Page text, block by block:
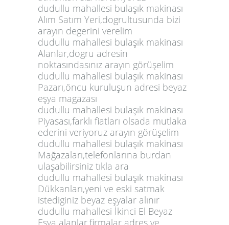
dudullu mahallesi bulaşık makinası
Alım Satım Yeri,dogrultusunda bizi
arayın degerini verelim
dudullu mahallesi bulaşık makinası
Alanlar,dogru adresin
noktasındasınız arayın görüşelim
dudullu mahallesi bulaşık makinası
Pazarı,öncu kuruluşun adresi beyaz
eşya magazası
dudullu mahallesi bulaşık makinası
Piyasası,farklı fiatları olsada mutlaka
ederini veriyoruz arayın görüşelim
dudullu mahallesi bulaşık makinası
Mağazaları,telefonlarına burdan
ulaşabilirsiniz tıkla ara
dudullu mahallesi bulaşık makinası
Dükkanları,yeni ve eski satmak
istediginiz beyaz eşyalar alınır
dudullu mahallesi İkinci El Beyaz
Eşya alanlar,firmalar adres ve